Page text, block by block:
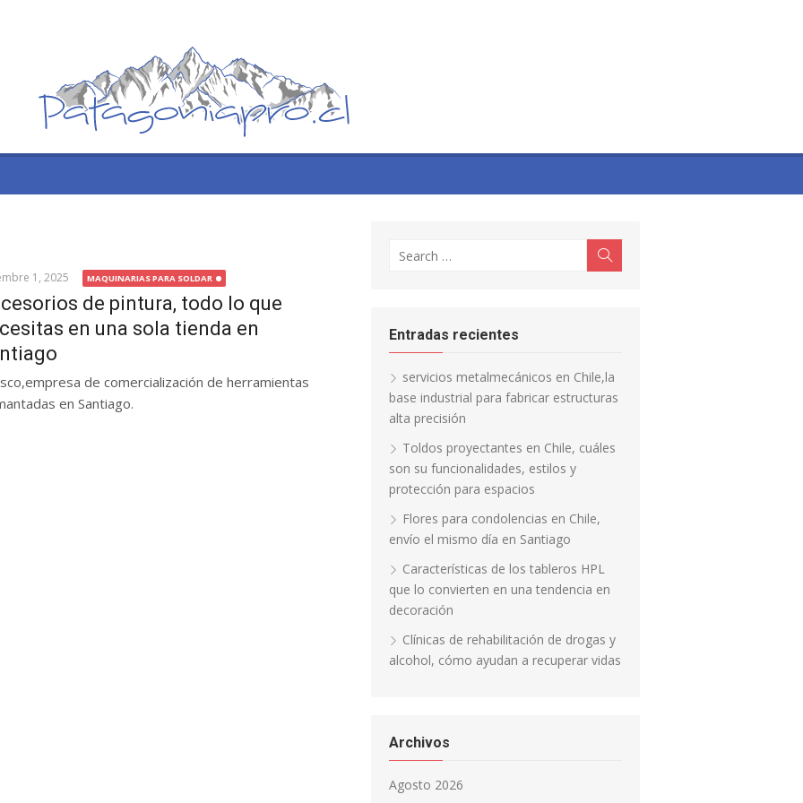
1, 2025 MAQUINARIAS PARA SOLDAR
de pintura, todo lo que
en una sola tienda en
de comercialización de herramientas
en Santiago.
for:
Entradas recientes
servicios metalmecánicos en Chile,la
base industrial para fabricar estructuras
alta precisión
Toldos proyectantes en Chile, cuáles
son su funcionalidades, estilos y
protección para espacios
Flores para condolencias en Chile,
envío el mismo día en Santiago
Características de los tableros HPL
que lo convierten en una tendencia en
decoración
Clínicas de rehabilitación de drogas y
alcohol, cómo ayudan a recuperar vidas
Archivos
Agosto 2026